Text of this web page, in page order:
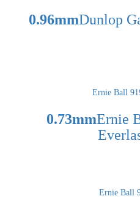
Dunlop
Ernie